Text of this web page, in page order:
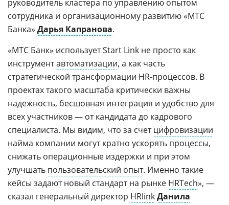
руководитель кластера по управлению опытом
сотрудника и организационному развитию «МТС
Банка» Дарья Капранова.
«МТС Банк» использует Start Link не просто как
инструментавтоматизации, а как часть
стратегической трансформации HR-процессов. В
проектах такого масштаба критически важны
надежность, бесшовная интеграция и удобство для
всех участников — от кандидата до кадрового
специалиста. Мы видим, что за счетцифровизации
найма компании могут кратно ускорять процессы,
снижать операционные издержки и при этом
улучшать пользовательский опыт. Именно такие
кейсы задают новый стандарт на рынке HRTech», —
сказал генеральный директор HRlinkДанила